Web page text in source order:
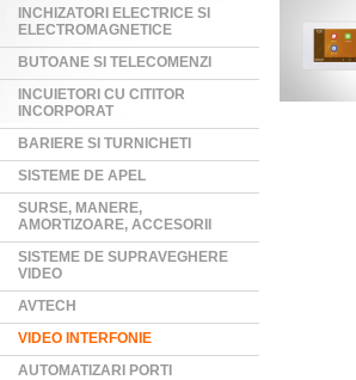
INCHIZATORI ELECTRICE SI
ELECTROMAGNETICE
BUTOANE SI TELECOMENZI
INCUIETORI CU CITITOR
INCORPORAT
BARIERE SI TURNICHETI
SISTEME DE APEL
SURSE, MANERE,
AMORTIZOARE, ACCESORII
SISTEME DE SUPRAVEGHERE
VIDEO
AVTECH
VIDEO INTERFONIE
AUTOMATIZARI PORTI